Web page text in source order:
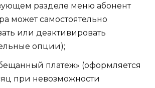
разделе меню абонент
может самостоятельно
или деактивировать
опции);
платеж» (оформляется
при невозможности